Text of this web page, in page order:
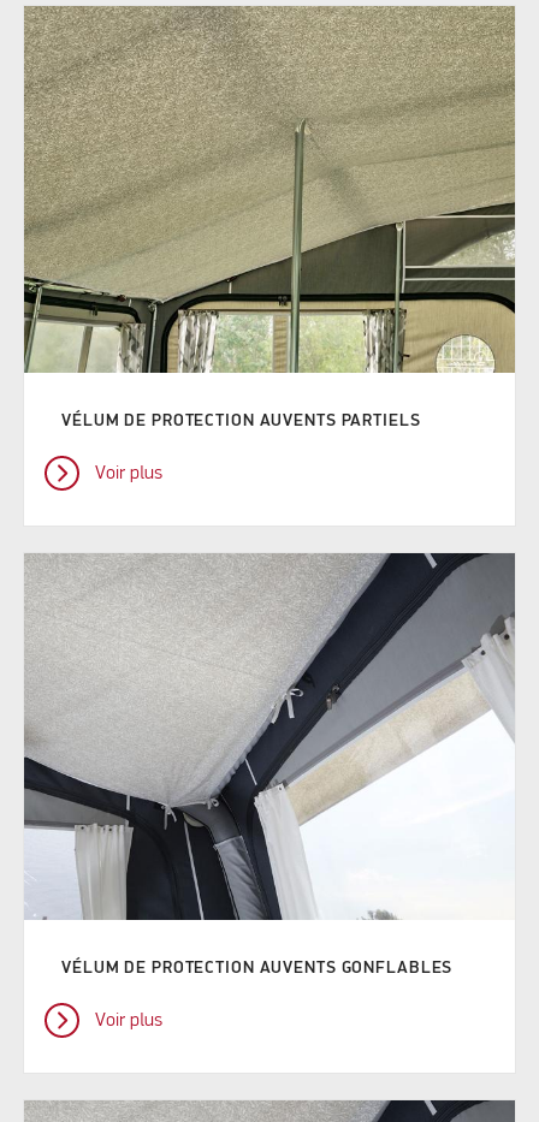
VÉLUM DE PROTECTION AUVENTS PARTIELS
Voir plus
VÉLUM DE PROTECTION AUVENTS GONFLABLES
Voir plus